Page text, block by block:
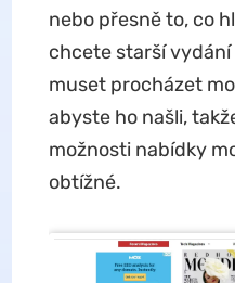
nebo přesně to, co
chcete starší
muset procházet
abyste ho našli,
možnosti nabídky
obtížné.